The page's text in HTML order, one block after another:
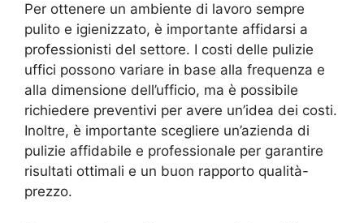
Per ottenere un ambiente di lavoro sempre
pulito e igienizzato, è importante affidarsi a
professionisti del settore. I costi delle pulizie
uffici possono variare in base alla frequenza e
alla dimensione dell’ufficio, ma è possibile
richiedere preventivi per avere un’idea dei costi.
Inoltre, è importante scegliere un’azienda di
pulizie affidabile e professionale per garantire
risultati ottimali e un buon rapporto qualità-
prezzo.